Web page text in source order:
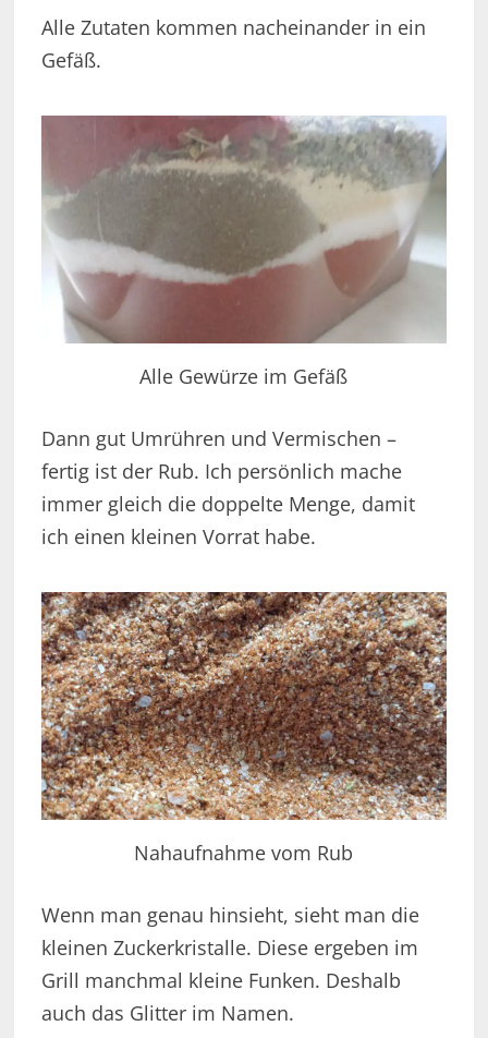
Alle Zutaten kommen nacheinander in ein
Gefäß.
Alle Gewürze im Gefäß
Dann gut Umrühren und Vermischen –
fertig ist der Rub. Ich persönlich mache
immer gleich die doppelte Menge, damit
ich einen kleinen Vorrat habe.
Nahaufnahme vom Rub
Wenn man genau hinsieht, sieht man die
kleinen Zuckerkristalle. Diese ergeben im
Grill manchmal kleine Funken. Deshalb
auch das Glitter im Namen.